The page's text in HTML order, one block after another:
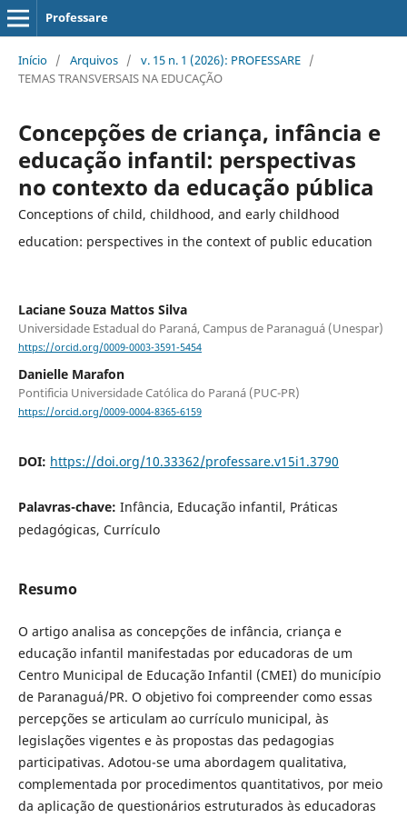
Professare
Início / Arquivos / v. 15 n. 1 (2026): PROFESSARE /
TEMAS TRANSVERSAIS NA EDUCAÇÃO
Concepções de criança, infância e
educação infantil: perspectivas
no contexto da educação pública
Conceptions of child, childhood, and early childhood
education: perspectives in the context of public education
Laciane Souza Mattos Silva
Universidade Estadual do Paraná, Campus de Paranaguá (Unespar)
https://orcid.org/0009-0003-3591-5454
Danielle Marafon
Pontificia Universidade Católica do Paraná (PUC-PR)
https://orcid.org/0009-0004-8365-6159
DOI: https://doi.org/10.33362/professare.v15i1.3790
Palavras-chave: Infância, Educação infantil, Práticas
pedagógicas, Currículo
Resumo
O artigo analisa as concepções de infância, criança e
educação infantil manifestadas por educadoras de um
Centro Municipal de Educação Infantil (CMEI) do município
de Paranaguá/PR. O objetivo foi compreender como essas
percepções se articulam ao currículo municipal, às
legislações vigentes e às propostas das pedagogias
participativas. Adotou-se uma abordagem qualitativa,
complementada por procedimentos quantitativos, por meio
da aplicação de questionários estruturados às educadoras